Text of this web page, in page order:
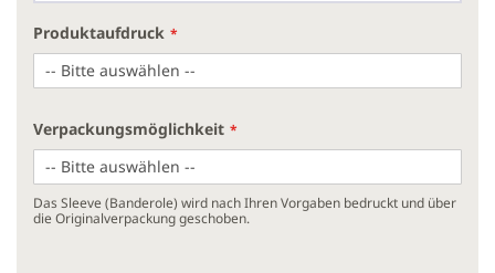
Produktaufdruck
Verpackungsmöglichkeit
Das Sleeve (Banderole) wird nach Ihren Vorgaben bedruckt und über
die Originalverpackung geschoben.